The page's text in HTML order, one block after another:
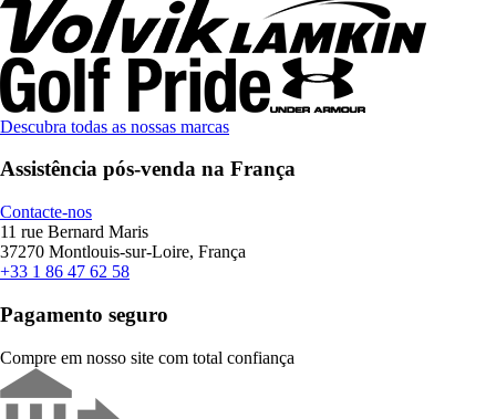
Descubra todas as nossas marcas
Assistência pós-venda na França
Contacte-nos
11 rue Bernard Maris
37270 Montlouis-sur-Loire, França
+33 1 86 47 62 58
Pagamento seguro
Compre em nosso site com total confiança